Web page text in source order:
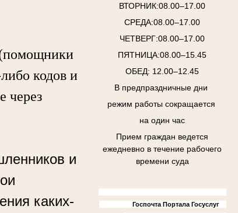
ВТОРНИК:08.00–17.00
СРЕДА:08.00–17.00
ЧЕТВЕРГ:08.00–17.00
ПЯТНИЦА:08.00–15.45
ОБЕД: 12.00–12.45
В предпраздничные дни
режим работы сокращается
на один час
Прием граждан ведется
ежедневно в течение рабочего
времени суда
Госпочта Портала Госуслуг
кодов и
через
и
каких-